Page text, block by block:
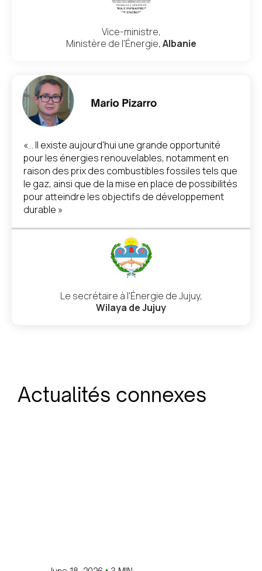
Vice-ministre,
Ministère de l'Énergie, Albanie
«... Il existe aujourd'hui une grande opportunité
pour les énergies renouvelables, notamment en
raison des prix des combustibles fossiles tels que
le gaz, ainsi que de la mise en place de possibilités
pour atteindre les objectifs de développement
durable »
Le secrétaire à l'Énergie de Jujuy,
Wilaya de Jujuy
Actualités connexes